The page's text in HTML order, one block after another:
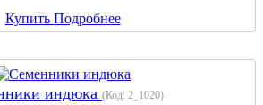
Купить Подробнее
индюка (Код: 2_1020)